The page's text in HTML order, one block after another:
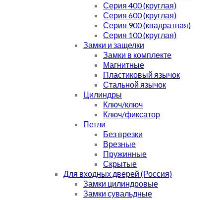
Серия 400 (круглая)
Серия 600 (круглая)
Серия 900 (квадратная)
Серия 100 (круглая)
Замки и защелки
Замки в комплекте
Магнитные
Пластиковый язычок
Стальной язычок
Цилиндры
Ключ/ключ
Ключ/фиксатор
Петли
Без врезки
Врезные
Пружинные
Скрытые
Для входных дверей (Россия)
Замки цилиндровые
Замки сувальдные